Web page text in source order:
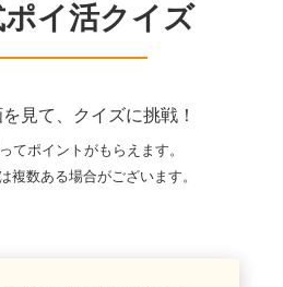
イ活クイズ
見て、クイズに挑戦！
てポイントがもらえます。
数ある場合がございます。